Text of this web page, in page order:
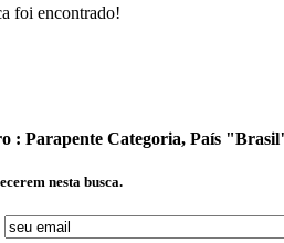
foi encontrado!
: Parapente Categoria, País
nesta busca.